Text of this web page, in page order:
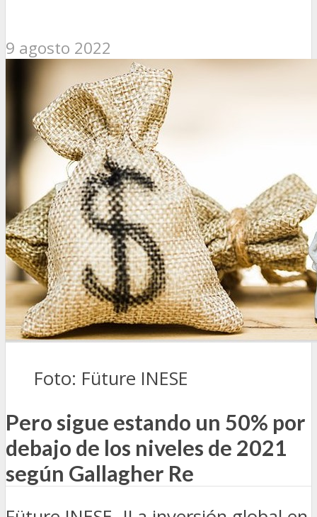
9 agosto 2022
Foto: Füture INESE
Pero sigue estando un 50% por
debajo de los niveles de 2021
según Gallagher Re